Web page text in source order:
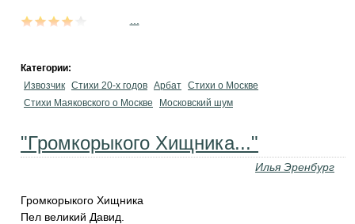
Категории:
Извозчик Стихи 20-х годов Арбат Стихи о Москве
Стихи Маяковского о Москве
Московский шум
"Громкорыкого Хищника..."
Илья Эренбург
Громкорыкого Хищника
Пел великий Давид.